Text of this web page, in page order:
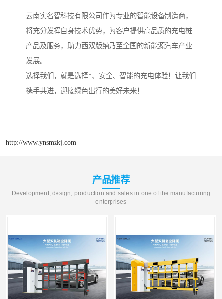
云南实名智科技有限公司作为专业的智能设备制造商，
将充分发挥自身技术优势，为客户提供高品质的充电桩
产品及服务，助力西双版纳乃至全国的新能源汽车产业
发展。
选择我们，就是选择*、安全、智能的充电体验！让我们
携手共进，迎接绿色出行的美好未来！
http://www.ynsmzkj.com
产品推荐
Development, design, production and sales in one of the manufacturing
enterprises